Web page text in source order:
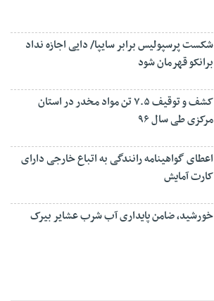
شکست پرسپولیس برابر سایپا/ دایی اجازه نداد
برانکو قهرمان شود
کشف و توقیف ۷.۵ تن مواد مخدر در استان
مرکزی طی سال ۹۶
اعطای گواهینامه رانندگی به اتباع خارجی دارای
کارت آمایش
خورشید، ضامن پایداری آب شرب عشایر بیرک